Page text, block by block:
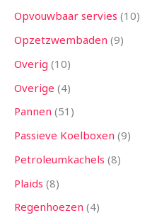
Opvouwbaar servies 10
Opzetzwembaden 9
Overig 10
Overige 4
Pannen 51
Passieve Koelboxen 9
Petroleumkachels 8
Plaids 8
Regenhoezen 4